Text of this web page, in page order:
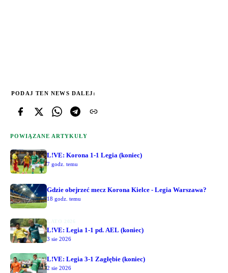
PODAJ TEN NEWS DALEJ:
POWIĄZANE ARTYKUŁY
L!VE: Korona 1-1 Legia (koniec)
7 godz. temu
Gdzie obejrzeć mecz Korona Kielce - Legia Warszawa?
18 godz. temu
L!VE: Legia 1-1 pd. AEL (koniec)
3 sie 2026
L!VE: Legia 3-1 Zagłębie (koniec)
2 sie 2026